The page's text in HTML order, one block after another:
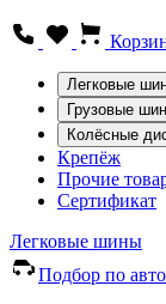
Легковые
Грузовые
Колёсные
Крепёж
Прочие
Сертификат
Легковые шины
Подбор по авто